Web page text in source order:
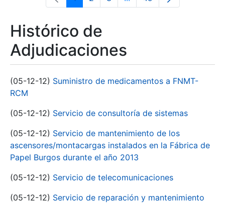
PáginaPáginaPáginaPáginas intermedias Use
Página
Histórico de
Adjudicaciones
(05-12-12) Suministro de medicamentos a FNMT-
RCM
(05-12-12) Servicio de consultoría de sistemas
(05-12-12) Servicio de mantenimiento de los
ascensores/montacargas instalados en la Fábrica de
Papel Burgos durante el año 2013
(05-12-12) Servicio de telecomunicaciones
(05-12-12) Servicio de reparación y mantenimiento